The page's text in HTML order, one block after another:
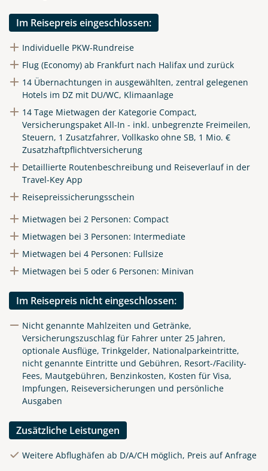
Link kopieren
Im Reisepreis eingeschlossen:
Individuelle PKW-Rundreise
Flug (Economy) ab Frankfurt nach Halifax und zurück
14 Übernachtungen in ausgewählten, zentral gelegenen
Hotels im DZ mit DU/WC, Klimaanlage
14 Tage Mietwagen der Kategorie Compact,
Versicherungspaket All-In - inkl. unbegrenzte Freimeilen,
Steuern, 1 Zusatzfahrer, Vollkasko ohne SB, 1 Mio. €
Zusatzhaftpflichtversicherung
Detaillierte Routenbeschreibung und Reiseverlauf in der
Travel-Key App
Reisepreissicherungsschein
Mietwagen bei 2 Personen: Compact
Mietwagen bei 3 Personen: Intermediate
Mietwagen bei 4 Personen: Fullsize
Mietwagen bei 5 oder 6 Personen: Minivan
Im Reisepreis nicht eingeschlossen:
Nicht genannte Mahlzeiten und Getränke,
Versicherungszuschlag für Fahrer unter 25 Jahren,
optionale Ausflüge, Trinkgelder, Nationalparkeintritte,
nicht genannte Eintritte und Gebühren, Resort-/Facility-
Fees, Mautgebühren, Benzinkosten, Kosten für Visa,
Impfungen, Reiseversicherungen und persönliche
Ausgaben
Zusätzliche Leistungen
Weitere Abflughäfen ab D/A/CH möglich, Preis auf Anfrage